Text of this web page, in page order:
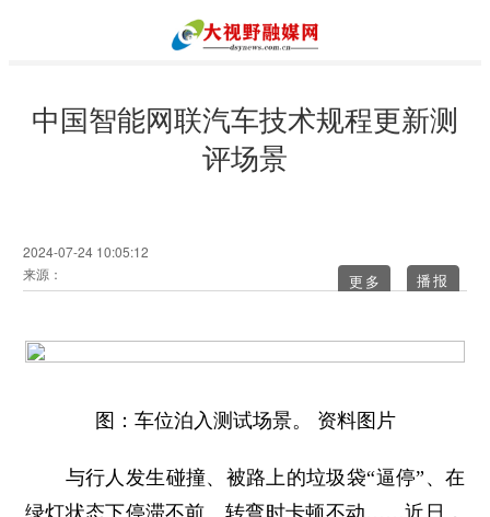
中国智能网联汽车技术规程更新测
评场景
2024-07-24 10:05:12
来源：
更多
图：车位泊入测试场景。 资料图片
与行人发生碰撞、被路上的垃圾袋“逼停”、在
绿灯状态下停滞不前、转弯时卡顿不动……近日，